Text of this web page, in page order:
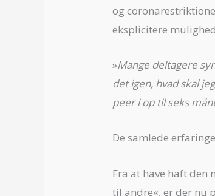
og
eksplicitere
»Mange deltagere
det igen, hvad skal
peer i op til seks
De samlede
Fra at have haft den
til andre«, er der nu